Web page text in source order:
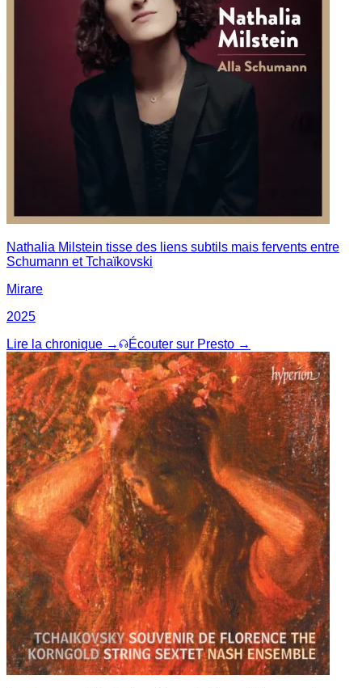
Nathalia Milstein tisse des liens subtils mais fervents entre
Schumann et Tchaïkovski
Mirare
2025
Lire la chronique →
Écouter sur Presto →